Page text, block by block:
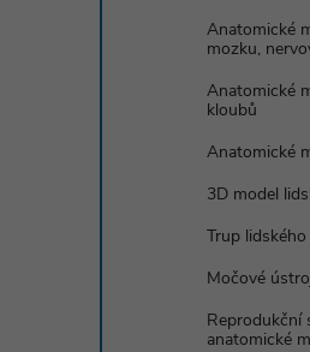
Anatomické
mozku,
Anatomické
kloubů
Anatomické
3D model
Trup
Močové
Reprodukční
anatomické